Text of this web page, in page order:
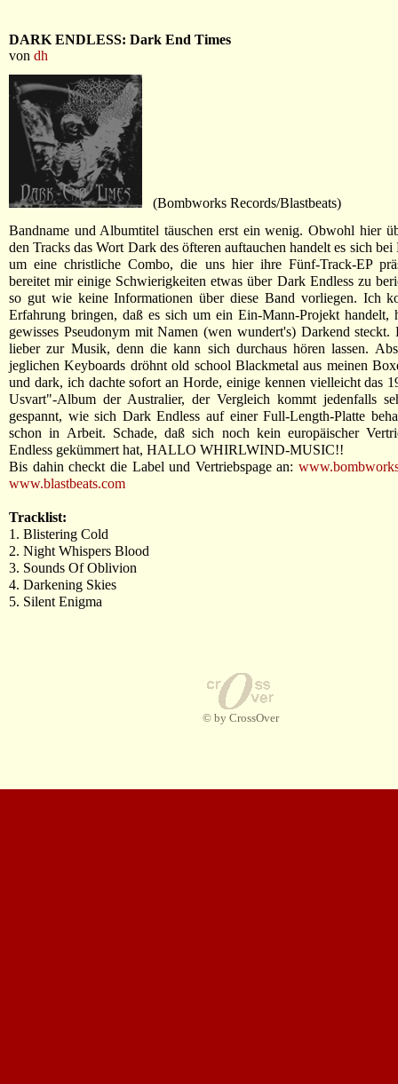
DARK ENDLESS: Dark End Times
von dh
(Bombworks Records/Blastbeats)
Bandname und Albumtitel täuschen erst ein wenig. Obwohl hier
den Tracks das Wort Dark des öfteren auftauchen handelt es sich bei
um eine christliche Combo, die uns hier ihre Fünf-Track-EP
bereitet mir einige Schwierigkeiten etwas über Dark Endless zu
so gut wie keine Informationen über diese Band vorliegen. Ich
Erfahrung bringen, daß es sich um ein Ein-Mann-Projekt handelt,
gewisses Pseudonym mit Namen (wen wundert's) Darkend
lieber zur Musik, denn die kann sich durchaus hören lassen.
jeglichen Keyboards dröhnt old school Blackmetal aus meinen
und dark, ich dachte sofort an Horde, einige kennen vielleicht das
Usvart"-Album der Australier, der Vergleich kommt jedenfalls
gespannt, wie sich Dark Endless auf einer Full-Length-Platte
schon in Arbeit. Schade, daß sich noch kein europäischer
Endless gekümmert hat, HALLO WHIRLWIND-MUSIC!!
Bis dahin checkt die Label und Vertriebspage an:
www.blastbeats.com
Tracklist:
1. Blistering Cold
2. Night Whispers Blood
3. Sounds Of Oblivion
4. Darkening Skies
5. Silent Enigma
© by CrossOver